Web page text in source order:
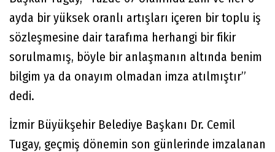
ayda bir yüksek oranlı artışları içeren bir toplu iş
sözleşmesine dair tarafıma herhangi bir fikir
sorulmamış, böyle bir anlaşmanın altında benim
bilgim ya da onayım olmadan imza atılmıştır”
dedi.
İzmir Büyükşehir Belediye Başkanı Dr. Cemil
Tugay, geçmiş dönemin son günlerinde imzalanan